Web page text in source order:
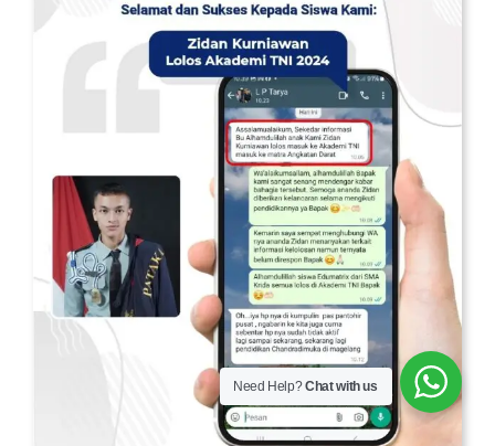
Need Help?Chat with us